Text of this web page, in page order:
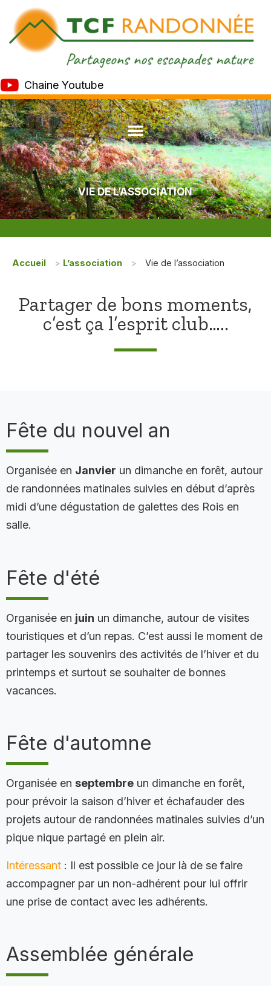
Chaine Youtube
VIE DE L’ASSOCIATION
Accueil > L’association > Vie de l’association
Partager de bons moments,
c’est ça l’esprit club…..
Fête du nouvel an
Organisée en Janvier un dimanche en forêt, autour
de randonnées matinales suivies en début d’après
midi d’une dégustation de galettes des Rois en
salle.
Fête d'été
Organisée en juin un dimanche, autour de visites
touristiques et d’un repas. C’est aussi le moment de
partager les souvenirs des activités de l’hiver et du
printemps et surtout se souhaiter de bonnes
vacances.
Fête d'automne
Organisée en septembre un dimanche en forêt,
pour prévoir la saison d’hiver et échafauder des
projets autour de randonnées matinales suivies d’un
pique nique partagé en plein air.
Intéressant : Il est possible ce jour là de se faire
accompagner par un non-adhérent pour lui offrir
une prise de contact avec les adhérents.
Assemblée générale